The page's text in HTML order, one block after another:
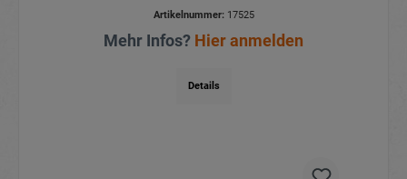
Artikelnummer:17525
Mehr Infos? Hier anmelden
Details